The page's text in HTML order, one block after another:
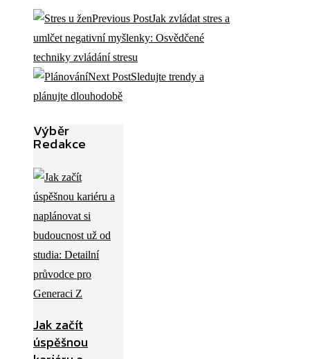
Previous PostJak zvládat stres a
umlčet negativní myšlenky: Osvědčené
techniky zvládání stresu
Next PostSledujte trendy a
plánujte dlouhodobě
Výběr
Redakce
Jak začít
úspěšnou